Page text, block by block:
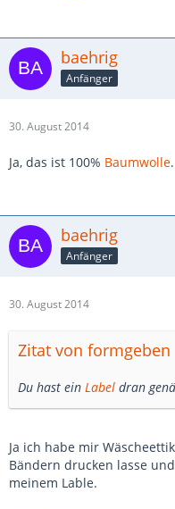
baehrig
Anfänger
30. August 2014
Ja, das ist 100% Baumwolle
baehrig
Anfänger
30. August 2014
Zitat von formgeben
Du hast ein Label dran
Ja ich habe mir
Bändern drucken lasse
meinem Lable.